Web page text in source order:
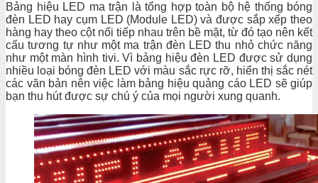
Bảng hiệu LED ma trận là tổng hợp toàn bộ hệ thống bóng
đèn LED hay cụm LED (Module LED) và được sắp xếp theo
hàng hay theo cột nối tiếp nhau trên bề mặt, từ đó tạo nên kết
cấu tương tự như một ma trận đèn LED thu nhỏ chức năng
như một màn hình tivi. Vì bảng hiệu đèn LED được sử dụng
nhiều loại bóng đèn LED với màu sắc rực rỡ, hiển thị sắc nét
các văn bản nên việc làm bảng hiệu quảng cáo LED sẽ giúp
bạn thu hút được sự chú ý của mọi người xung quanh.